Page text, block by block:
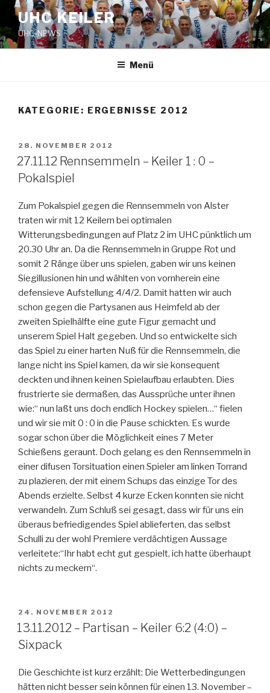
Zum
Inhalt
springen
UHC KEILER
UHC-NEWS
Menü
KATEGORIE: ERGEBNISSE 2012
VERÖFFENTLICHT
AM
28. NOVEMBER 2012
27.11.12 Rennsemmeln – Keiler 1 : 0 –
Pokalspiel
Zum Pokalspiel gegen die Rennsemmeln von Alster
traten wir mit 12 Keilern bei optimalen
Witterungsbedingungen auf Platz 2 im UHC pünktlich um
20.30 Uhr an. Da die Rennsemmeln in Gruppe Rot und
somit 2 Ränge über uns spielen, gaben wir uns keinen
Siegillusionen hin und wählten von vornherein eine
defensieve Aufstellung 4/4/2. Damit hatten wir auch
schon gegen die Partysanen aus Heimfeld ab der
zweiten Spielhälfte eine gute Figur gemacht und
unserem Spiel Halt gegeben. Und so entwickelte sich
das Spiel zu einer harten Nuß für die Rennsemmeln, die
lange nicht ins Spiel kamen, da wir sie konsequent
deckten und ihnen keinen Spielaufbau erlaubten. Dies
frustrierte sie dermaßen, das Aussprüche unter ihnen
wie:“ nun laßt uns doch endlich Hockey spielen…“ fielen
und wir sie mit 0 : 0 in die Pause schickten. Es wurde
sogar schon über die Möglichkeit eines 7 Meter
Schießens geraunt. Doch gelang es den Rennsemmeln in
einer difusen Torsituation einen Spieler am linken Torrand
zu plazieren, der mit einem Schups das einzige Tor des
Abends erzielte. Selbst 4 kurze Ecken konnten sie nicht
verwandeln. Zum Schluß sei gesagt, dass wir für uns ein
überaus befriedigendes Spiel ablieferten, das selbst
Schulli zu der wohl Premiere verdächtigen Aussage
verleitete:“Ihr habt echt gut gespielt, ich hatte überhaupt
nichts zu meckern“.
VERÖFFENTLICHT
AM
24. NOVEMBER 2012
13.11.2012 – Partisan – Keiler 6:2 (4:0) –
Sixpack
Die Geschichte ist kurz erzählt: Die Wetterbedingungen
hätten nicht besser sein können für einen 13. November –